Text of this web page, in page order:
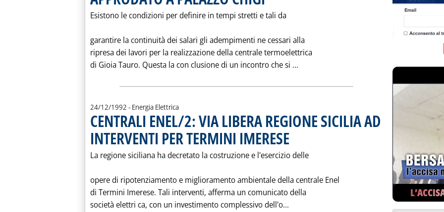
Esistono le condizioni per definire in tempi stretti e tali da
garantire la continuità dei salari gli adempimenti ne cessari alla
ripresa dei lavori per la realizzazione della centrale termoelettrica
di Gioia Tauro. Questa la con clusione di un incontro che si ... Leggi tutta la notizia: 'CENTRALI ENEL/
24/12/1992 - Energia Elettrica
CENTRALI ENEL/2: VIA LIBERA REGIONE SICILIA AD
INTERVENTI PER TERMINI IMERESE
La regione siciliana ha decretato la costruzione e l'esercizio delle
opere di ripotenziamento e miglioramento ambientale della centrale Enel
di Termini Imerese. Tali interventi, afferma un comunicato della
società elettri ca, con un investimento complessivo dell'o... Leggi tutta la notizia: 'CENTRALI ENEL/2: